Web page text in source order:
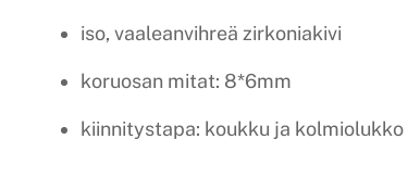
iso, vaaleanvihreä zirkoniakivi
koruosan mitat: 8*6mm
kiinnitystapa: koukku ja kolmiolukko